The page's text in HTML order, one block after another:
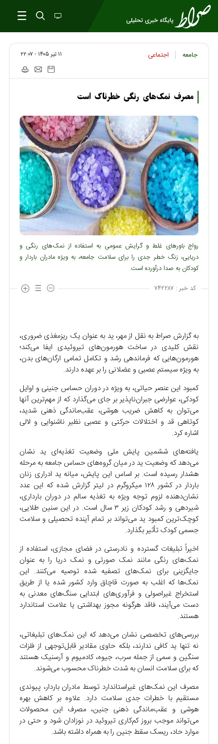
جامعه اجتماعی ۱۱ تير ۱۴۰۵ - ۲۲:۰۷
مصرف نمک‌های رنگی خطرناک است
رواج باورهای غلط و گرایش عمومی به استفاده از نمک‌های رنگی و
دریایی، زنگ خطر جدی را برای سلامت جامعه، به‌ ویژه مادران باردار و
کودکان به صدا درآورده است.
کد خبر : ۷۴۲۲۸۷
به گزارش صراط به نقل از مهر، ید به‌ عنوان یک ریزمغذی ضروری،
نقش کلیدی در ساخت هورمون‌های تیروئیدی ایفا می‌کند؛
هورمون‌هایی که فرماندهی رشد و تکامل تمامی ارگان‌های بدن،
به ویژه سیستم عصبی و عضلانی را بر عهده دارند.
کمبود این عنصر حیاتی، به‌ ویژه در دوران حساس جنینی و اوایل
کودکی، عوارضی جبران‌ناپذیر بر جای می‌گذارد که از مهم‌ترین آنها
می‌توان به کاهش ضریب هوشی، عقب‌ماندگی ذهنی شدید،
کوتاهی قد و اختلالات حرکتی و عصبی نظیر ناشنوایی و لالی
اشاره کرد.
یافته‌های ششمین پایش ملی وضعیت تغذیه‌ای ید نشان
می‌دهد که وضعیت ید در میان گروه‌های حساس جامعه به مرحله
هشدار رسیده است. بر اساس این پایش، میانه ید ادراری زنان
باردار در کشور ۱۲۸ میکروگرم در لیتر گزارش شده که این عدد
نشان‌دهنده لزوم توجه ویژه به تغذیه سالم در دوران بارداری،
شیردهی و رشد کودکان زیر ۳ سال است. در این سنین طلایی،
کوچک‌ترین کمبود ید می‌تواند بر تمام آینده تحصیلی و سلامت
جسمی کودک تأثیر بگذارد.
اخیراً تبلیغات گسترده و نادرستی در فضای مجازی، استفاده از
نمک‌های رنگی مانند نمک صورتی و نمک‌ دریا را به عنوان
جایگزینی برای نمک‌های تصفیه‌ شده توصیه می‌کنند. این
نمک‌ها که اغلب به‌ صورت قاچاق وارد کشور شده یا از طریق
استخراج غیراصولی و فرآوری‌های ابتدایی سنگ‌های معدنی به
دست می‌آیند، فاقد هرگونه مجوز بهداشتی یا علامت استاندارد
هستند.
بررسی‌های تخصصی نشان می‌دهد که این نمک‌های تبلیغاتی،
نه‌ تنها ید کافی ندارند، بلکه حاوی مقادیر قابل‌توجهی از فلزات
سنگین و سمی از جمله سرب، جیوه، کادمیوم و آرسنیک هستند
که برای سلامت انسان به‌ شدت خطرناک محسوب می‌شوند.
مصرف این نمک‌های غیراستاندارد توسط مادران باردار، پیوندی
مستقیم با خطرات جدی سلامت دارد. علاوه بر کاهش بهره
هوشی و عقب‌ماندگی ذهنی جنین، مصرف این محصولات
می‌تواند موجب بروز کم‌کاری تیروئید در نوزادان شود و حتی در
موارد حاد، ریسک سقط جنین را به همراه داشته باشد.